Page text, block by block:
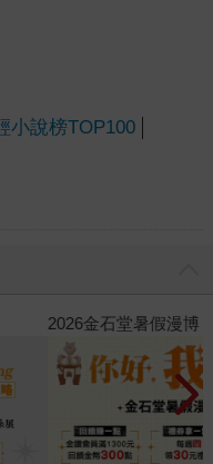
小說榜TOP100
點〉第二波 金